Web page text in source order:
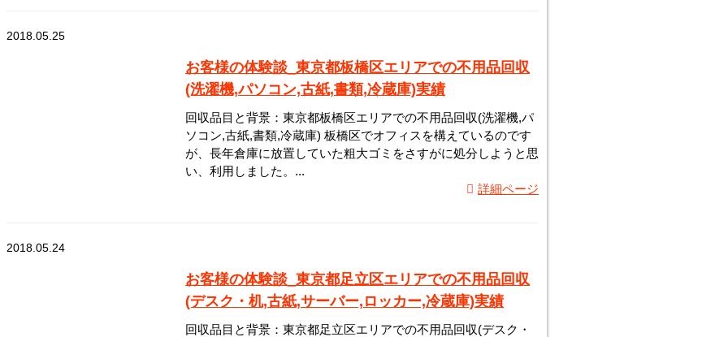
2018.05.25
お客様の体験談_東京都板橋区エリアでの不用品回収
(洗濯機,パソコン,古紙,書類,冷蔵庫)実績
回収品目と背景：東京都板橋区エリアでの不用品回収(洗濯機,パ
ソコン,古紙,書類,冷蔵庫) 板橋区でオフィスを構えているのです
が、長年倉庫に放置していた粗大ゴミをさすがに処分しようと思
い、利用しました。...
詳細ページ
2018.05.24
お客様の体験談_東京都足立区エリアでの不用品回収
(デスク・机,古紙,サーバー,ロッカー,冷蔵庫)実績
回収品目と背景：東京都足立区エリアでの不用品回収(デスク・